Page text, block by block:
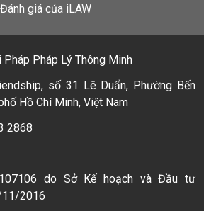
Đánh giá của iLAW
Pháp Pháp Lý Thông Minh
số 31 Lê Duẩn, Phường Bến
Hồ Chí Minh, Việt Nam
2868
do Sở Kế hoạch và Đầu tư
11/2016